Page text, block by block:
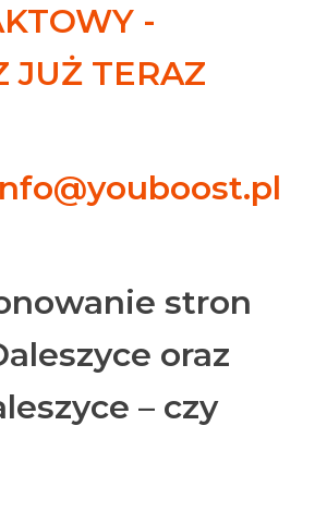
-
JUŻ TERAZ
stron
oraz
– czy